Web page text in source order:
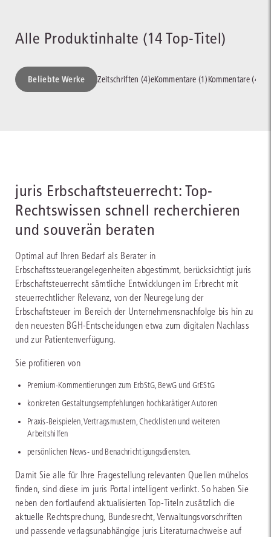
Alle Produktinhalte (14 Top-Titel)
Beliebte Werke Zeitschriften (4)eKommentare (1)Kommentare (4)
juris Erbschaftsteuerrecht: Top-
Rechtswissen schnell recherchieren
und souverän beraten
Optimal auf Ihren Bedarf als Berater in
Erbschaftssteuerangelegenheiten abgestimmt, berücksichtigt juris
Erbschaftsteuerrecht sämtliche Entwicklungen im Erbrecht mit
steuerrechtlicher Relevanz, von der Neuregelung der
Erbschaftsteuer im Bereich der Unternehmensnachfolge bis hin zu
den neuesten BGH-Entscheidungen etwa zum digitalen Nachlass
und zur Patientenverfügung.
Sie profitieren von
Premium-Kommentierungen zum ErbStG, BewG und GrEStG
konkreten Gestaltungsempfehlungen hochkarätiger Autoren
Praxis-Beispielen, Vertragsmustern, Checklisten und weiteren
Arbeitshilfen
persönlichen News- und Benachrichtigungsdiensten.
Damit Sie alle für Ihre Fragestellung relevanten Quellen mühelos
finden, sind diese im juris Portal intelligent verlinkt. So haben Sie
neben den fortlaufend aktualisierten Top-Titeln zusätzlich die
aktuelle Rechtsprechung, Bundesrecht, Verwaltungsvorschriften
und passende verlagsunabhängige juris Literaturnachweise auf